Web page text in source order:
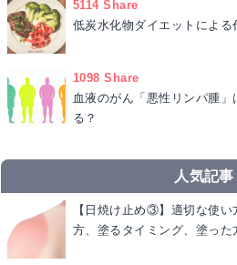
5114 Share
低炭水化物ダイエットによる
1098 Share
血液のがん「悪性リンパ腫
る？
人気記事
【日焼け止め③】適切な使
方、塗るタイミング、塗った